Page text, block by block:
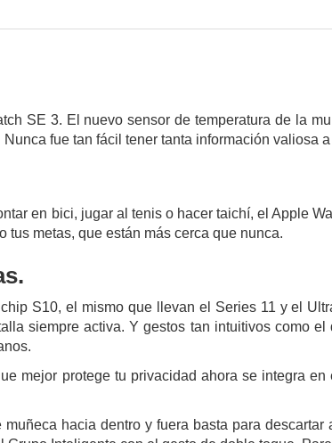
SE 3. El nuevo sensor de temperatura de la
fue tan fácil tener tanta información valiosa
en bici, jugar al tenis o hacer taichí, el Apple
tus metas, que están más cerca que nunca.
S10, el mismo que llevan el Series 11 y el
siempre activa. Y gestos tan intuitivos como
mejor protege tu privacidad ahora se integra
hacia dentro y fuera basta para